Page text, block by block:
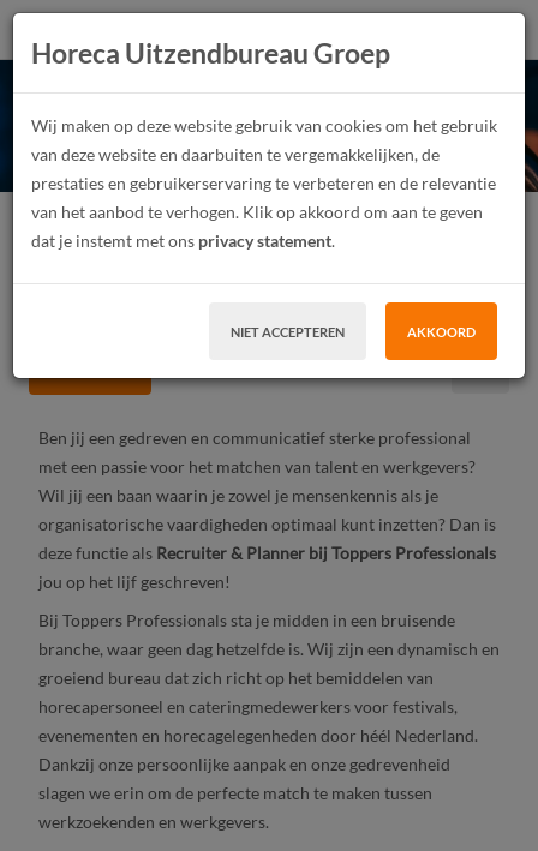
Recruiter & Planner bij
Toppers Professionals (38
uur per week)
Junior, Medior, Senior
Fulltime, Parttime
Ben jij een gedreven en communicatief sterke professional
met een passie voor het matchen van talent en werkgevers?
Wil jij een baan waarin je zowel je mensenkennis als je
organisatorische vaardigheden optimaal kunt inzetten? Dan is
deze functie als Recruiter & Planner bij Toppers Professionals
jou op het lijf geschreven!
Bij Toppers Professionals sta je midden in een bruisende
branche, waar geen dag hetzelfde is. Wij zijn een dynamisch en
groeiend bureau dat zich richt op het bemiddelen van
horecapersoneel en cateringmedewerkers voor festivals,
evenementen en horecagelegenheden door héél Nederland.
Dankzij onze persoonlijke aanpak en onze gedrevenheid
slagen we erin om de perfecte match te maken tussen
werkzoekenden en werkgevers.
Horeca Uitzendbureau Groep
Wij maken op deze website gebruik van cookies om het gebruik
van deze website en daarbuiten te vergemakkelijken, de
prestaties en gebruikerservaring te verbeteren en de relevantie
van het aanbod te verhogen. Klik op akkoord om aan te geven
dat je instemt met ons privacy statement.
NIET ACCEPTEREN AKKOORD